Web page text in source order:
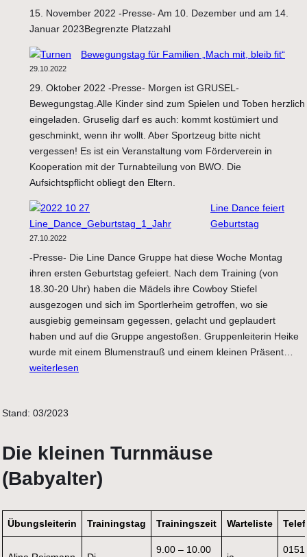
Turnier
15. November 2022 -Presse- Am 10. Dezember und am 14.
Januar 2023Begrenzte Platzzahl
Bewegungstag für Familien „Mach mit, bleib fit“
29.10.2022
29. Oktober 2022 -Presse- Morgen ist GRUSEL-
Bewegungstag.Alle Kinder sind zum Spielen und Toben herzlich
eingeladen. Gruselig darf es auch: kommt kostümiert und
geschminkt, wenn ihr wollt. Aber Sportzeug bitte nicht
vergessen! Es ist ein Veranstaltung vom Förderverein in
Kooperation mit der Turnabteilung von BWO. Die
Aufsichtspflicht obliegt den Eltern.
Line Dance feiert
Geburtstag
27.10.2022
-Presse- Die Line Dance Gruppe hat diese Woche Montag
ihren ersten Geburtstag gefeiert. Nach dem Training (von
18.30-20 Uhr) haben die Mädels ihre Cowboy Stiefel
ausgezogen und sich im Sportlerheim getroffen, wo sie
ausgiebig gemeinsam gegessen, gelacht und geplaudert
haben und auf die Gruppe angestoßen. Gruppenleiterin Heike
wurde mit einem Blumenstrauß und einem kleinen Präsent…
weiterlesen
Stand: 03/2023
Die kleinen Turnmäuse
(Babyalter)
Übungsleiterin Trainingstag Trainingszeit Warteliste
9.00 – 10.00